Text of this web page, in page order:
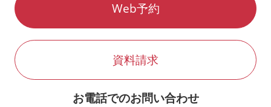
Web予約
資料請求
お電話でのお問い合わせ